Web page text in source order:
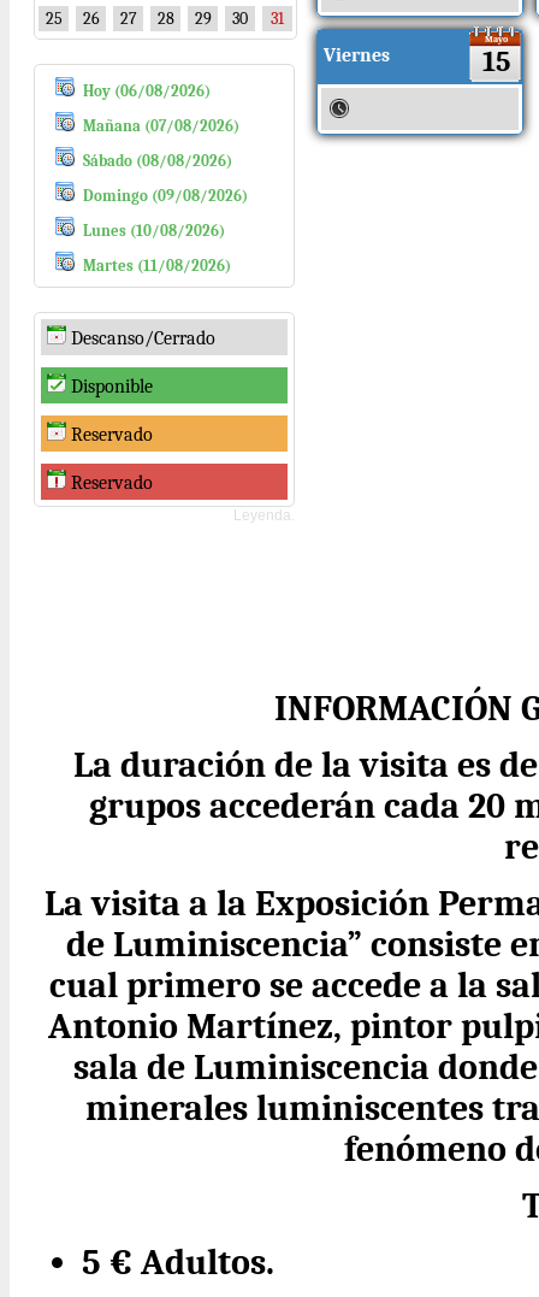
25
26 27 28 29 30 31
Hoy (06/08/2026)
Mañana (07/08/2026)
Sábado (08/08/2026)
Domingo (09/08/2026)
Lunes (10/08/2026)
Martes (11/08/2026)
Descanso/Cerrado
Disponible
Reservado
Reservado
Leyenda.
Viernes
Mayo
15
INFORMACIÓN
La duración de la visita es
grupos accederán cada
La visita a la Exposición
de Luminiscencia” consiste
cual primero se accede a la
Antonio Martínez, pintor
sala de Luminiscencia
minerales luminiscentes
fenómeno
5 € Adultos.